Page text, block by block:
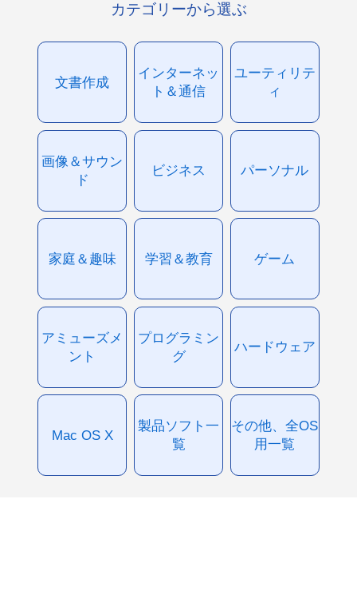
カテゴリーから選ぶ
文書作成
インターネッ
ト＆通信
ユーティリテ
ィ
画像＆サウン
ド
ビジネス パーソナル
家庭＆趣味 学習＆教育 ゲーム
アミューズメ
ント
プログラミン
グ
ハードウェア
Mac OS X
製品ソフト一
覧
その他、全OS
用一覧